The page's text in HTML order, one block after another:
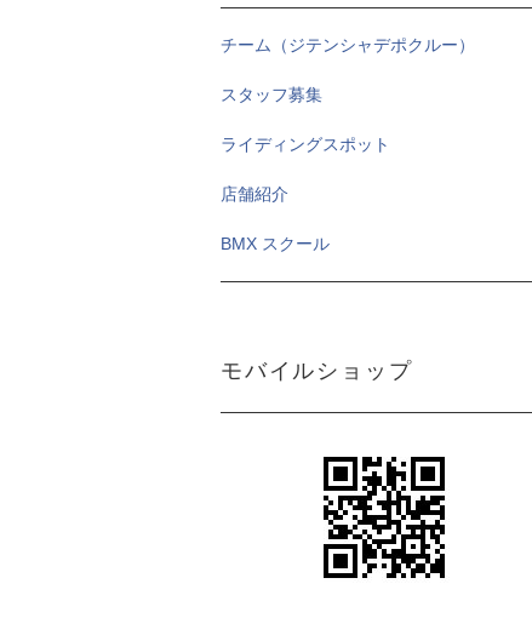
チーム（ジテンシャデポクルー）
スタッフ募集
ライディングスポット
店舗紹介
BMX スクール
モバイルショップ